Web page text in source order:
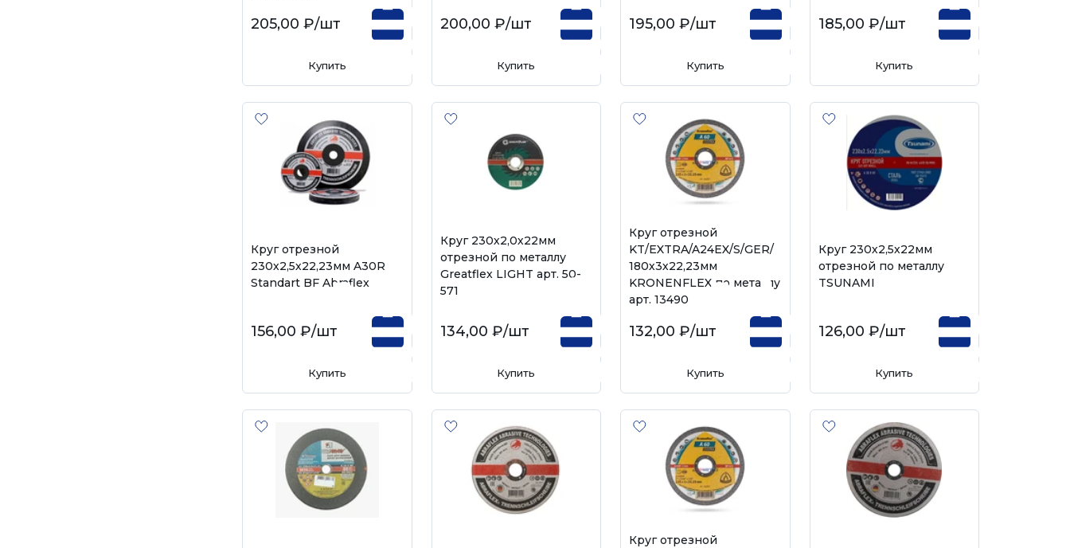
205,00 ₽/шт
Купить
200,00 ₽/шт
Купить
195,00 ₽/шт
Купить
185,00 ₽/шт
Купить
Круг отрезной
230х2,5х22,23мм A30R
Standart BF Abraflex
156,00 ₽/шт
Купить
Круг 230х2,0х22мм
отрезной по металлу
Greatflex LIGHT арт. 50-
571
134,00 ₽/шт
Купить
Круг отрезной
KT/EXTRA/A24EX/S/GER/
180х3х22,23мм
KRONENFLEX по металлу
арт. 13490
132,00 ₽/шт
Купить
Круг 230х2,5х22мм
отрезной по металлу
TSUNAMI
126,00 ₽/шт
Купить
Круг отрезной